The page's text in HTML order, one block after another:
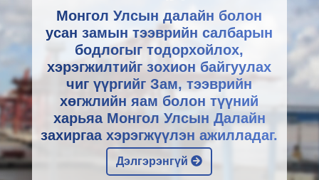
Монгол Улсын далайн болон
усан замын тээврийн салбарын
бодлогыг тодорхойлох,
хэрэгжилтийг зохион байгуулах
чиг үүргийг Зам, тээврийн
хөгжлийн яам болон түүний
харьяа Монгол Улсын Далайн
захиргаа хэрэгжүүлэн ажилладаг.
Дэлгэрэнгүй